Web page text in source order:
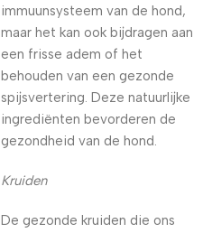
immuunsysteem van de hond,
maar het kan ook bijdragen aan
een frisse adem of het
behouden van een gezonde
spijsvertering. Deze natuurlijke
ingrediënten bevorderen de
gezondheid van de hond.
Kruiden
De gezonde kruiden die ons